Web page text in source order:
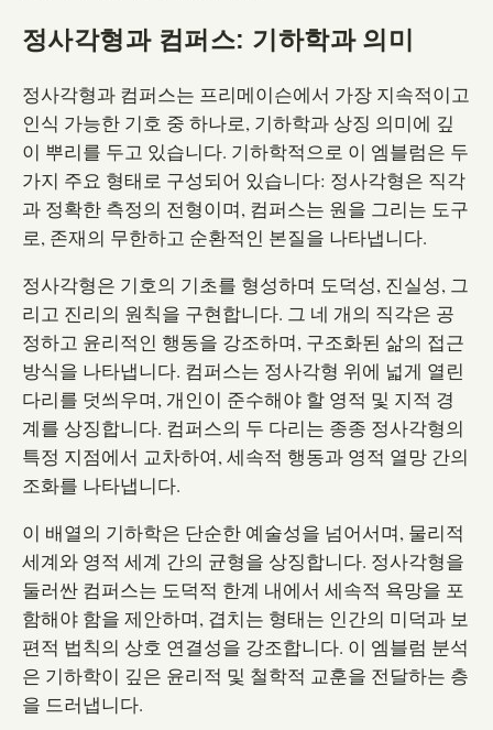
정사각형과 컴퍼스: 기하학과 의미
정사각형과 컴퍼스는 프리메이슨에서 가장 지속적이고
인식 가능한 기호 중 하나로, 기하학과 상징 의미에 깊
이 뿌리를 두고 있습니다. 기하학적으로 이 엠블럼은 두
가지 주요 형태로 구성되어 있습니다: 정사각형은 직각
과 정확한 측정의 전형이며, 컴퍼스는 원을 그리는 도구
로, 존재의 무한하고 순환적인 본질을 나타냅니다.
정사각형은 기호의 기초를 형성하며 도덕성, 진실성, 그
리고 진리의 원칙을 구현합니다. 그 네 개의 직각은 공
정하고 윤리적인 행동을 강조하며, 구조화된 삶의 접근
방식을 나타냅니다. 컴퍼스는 정사각형 위에 넓게 열린
다리를 덧씌우며, 개인이 준수해야 할 영적 및 지적 경
계를 상징합니다. 컴퍼스의 두 다리는 종종 정사각형의
특정 지점에서 교차하여, 세속적 행동과 영적 열망 간의
조화를 나타냅니다.
이 배열의 기하학은 단순한 예술성을 넘어서며, 물리적
세계와 영적 세계 간의 균형을 상징합니다. 정사각형을
둘러싼 컴퍼스는 도덕적 한계 내에서 세속적 욕망을 포
함해야 함을 제안하며, 겹치는 형태는 인간의 미덕과 보
편적 법칙의 상호 연결성을 강조합니다. 이 엠블럼 분석
은 기하학이 깊은 윤리적 및 철학적 교훈을 전달하는 층
을 드러냅니다.